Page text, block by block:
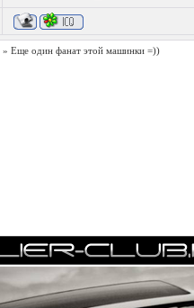
» Еще один фанат этой машинки =))